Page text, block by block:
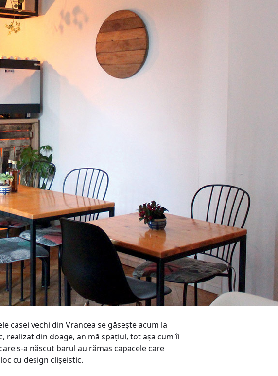
casei vechi din Vrancea se găsește acum la
realizat din doage, animă spaţiul, tot așa cum îi
s-a născut barul au rămas capacele care
cu design clișeistic.